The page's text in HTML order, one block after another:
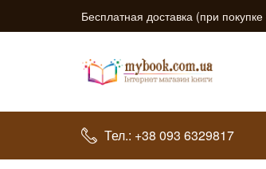
Бесплатная доставка (при
Тел.: +38 093 6329817